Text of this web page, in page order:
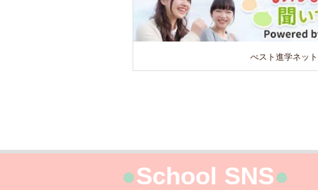
べスト進学ネット
●School SNS●